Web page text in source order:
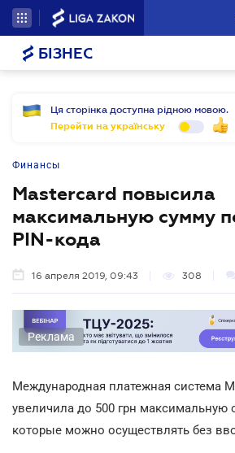
БІЗНЕС
Ця сторінка доступна рідною мовою.
Перейти на українську
Финансы
Mastercard повысила
максимальную сумму
PIN-кода
16 апреля 2019, 09:43 308
Реклама
Международная платежная система
увеличила до 500 грн максимальную
которые можно осуществлять без